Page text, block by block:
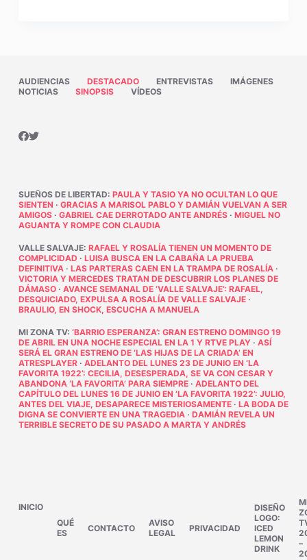
AUDIENCIAS DESTACADO ENTREVISTAS
IMÁGENES
NOTICIAS
SINOPSIS VÍDEOS
SUEÑOS DE LIBERTAD: PAULA Y TASIO YA NO OCULTAN LO QUE
SIENTEN · GRACIAS A MARISOL PABLO Y DAMIÁN VUELVAN A SER
AMIGOS· GABRIEL CAE DERROTADO ANTE ANDRÉS· MIGUEL NO
AGUANTA Y ROMPE CON CLAUDIA
VALLE SALVAJE: RAFAEL Y ROSALÍA TIENEN UN MOMENTO DE
COMPLICIDAD · LUISA BUSCA EN LA CABAÑA LA PRUEBA
DEFINITIVA· LAS PARTERAS CAEN EN LA TRAMPA DE ROSALÍA·
VICTORIA Y MERCEDES TRATAN DE DESCUBRIR LOS PLANES DE
DÁMASO· AVANCE SEMANAL DE ‘VALLE SALVAJE’: RAFAEL,
DESQUICIADO, EXPULSA A ROSALÍA DE VALLE SALVAJE·
BRAULIO, EN SHOCK, ESCUCHA A MANUELA
MI ZONA TV: ‘BARRIO ESPERANZA’: GRAN ESTRENO DOMINGO 19
DE ABRIL EN UNA NOCHE ESPECIAL EN LA 1 Y RTVE PLAY· ASÍ
SERÁ EL GRAN ESTRENO DE ‘LAS HIJAS DE LA CRIADA’ EN
ATRESPLAYER· ADELANTO DEL LUNES 23 DE JUNIO EN ‘LA
FAVORITA 1922’: CECILIA, DESESPERADA, SE VA CON CESAR Y
ABANDONA ‘LA FAVORITA’ PARA SIEMPRE· ADELANTO DEL
CAPÍTULO DEL LUNES 16 DE JUNIO EN ‘LA FAVORITA 1922’: JULIO,
ANTES DEL VIAJE, DESAPARECE MISTERIOSAMENTE· LA BODA DE
DIGNA SE CONVIERTE EN UNA TRAGEDIA· DAMIÁN REVELA UN
TERRIBLE SECRETO DE SU PASADO A MARTA Y ANDRÉS
INICIO
QUÉ
ES
CONTACTO
AVISO
LEGAL
PRIVACIDAD
DISEÑO
LOGO:
ICED
LEMON
DRINK
–